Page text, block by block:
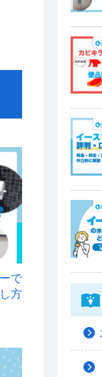
で
方